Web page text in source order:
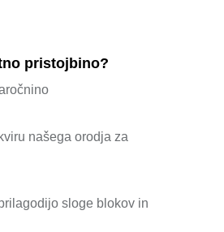
pristojbino?
našega orodja za
sloge blokov in